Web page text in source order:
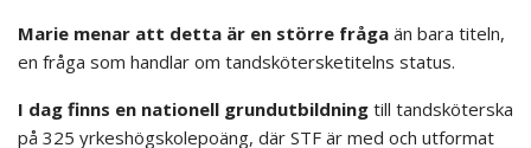
Marie menar att detta är en större fråga än bara titeln,
en fråga som handlar om tandskötersketitelns status.
I dag finns en nationell grundutbildning till tandsköterska
på 325 yrkeshögskolepoäng, där STF är med och utformat